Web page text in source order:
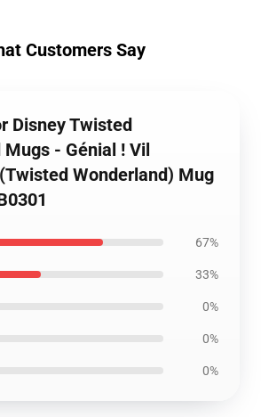
Customers Say
Disney Twisted
- Génial ! Vil
Wonderland) Mug
67%
33%
0%
0%
0%